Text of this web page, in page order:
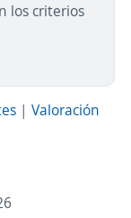
los criterios
| Valoración